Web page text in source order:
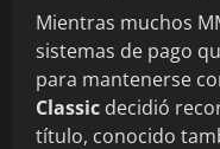
Mientras muchos
sistemas de pago
para mantenerse
Classic decidió
título, conocido